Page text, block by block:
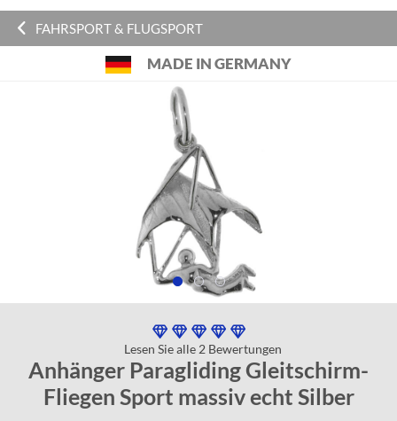
FAHRSPORT & FLUGSPORT
MADE IN GERMANY
Lesen Sie alle 2 Bewertungen
Anhänger Paragliding Gleitschirm-
Fliegen Sport massiv echt Silber